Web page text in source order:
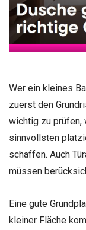
Wer ein kleines
zuerst den
wichtig zu prüfen,
sinnvollsten
schaffen. Auch
müssen
Eine gute
kleiner Fläche